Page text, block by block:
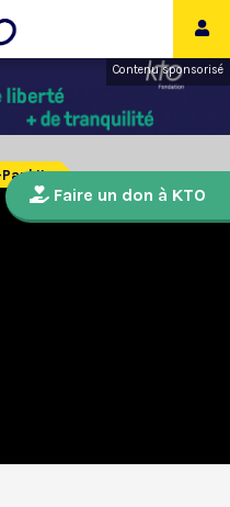
Contenu sponsorisé
II
Faire un don à KTO